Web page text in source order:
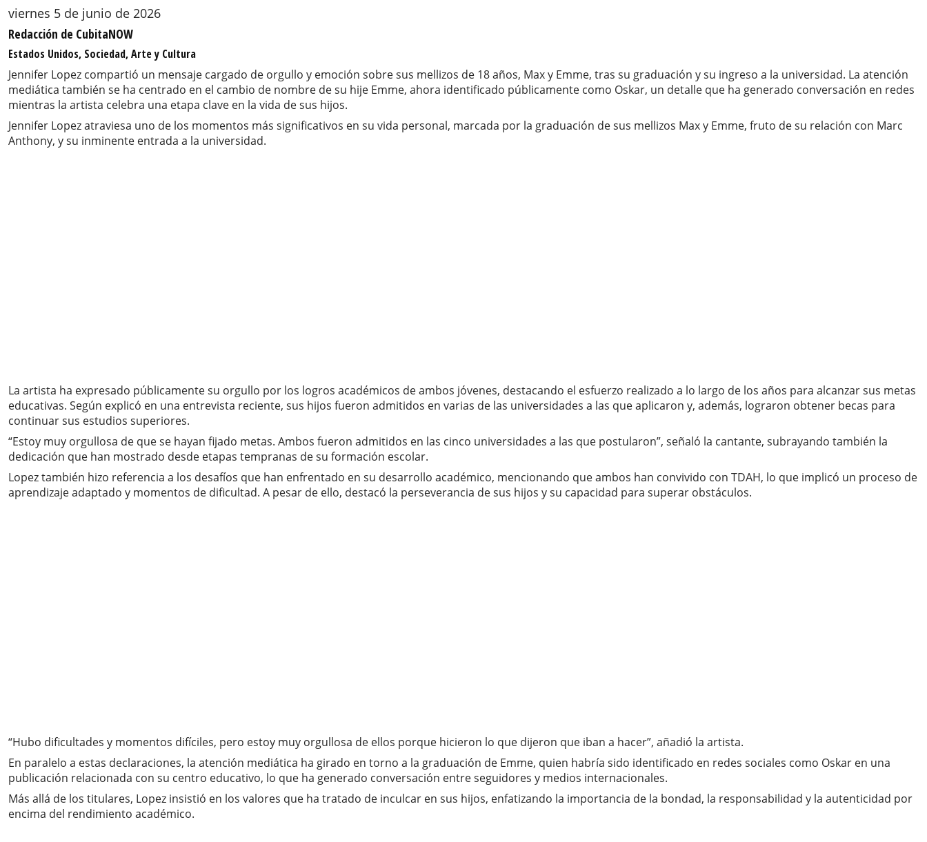
viernes 5 de junio de 2026
Redacción de CubitaNOW
Estados Unidos, Sociedad, Arte y Cultura
Jennifer Lopez compartió un mensaje cargado de orgullo y emoción sobre sus mellizos de 18 años, Max y Emme, tras su graduación y su ingreso a la universidad. La atención
mediática también se ha centrado en el cambio de nombre de su hije Emme, ahora identificado públicamente como Oskar, un detalle que ha generado conversación en redes
mientras la artista celebra una etapa clave en la vida de sus hijos.
Jennifer Lopez atraviesa uno de los momentos más significativos en su vida personal, marcada por la graduación de sus mellizos Max y Emme, fruto de su relación con Marc
Anthony, y su inminente entrada a la universidad.
La artista ha expresado públicamente su orgullo por los logros académicos de ambos jóvenes, destacando el esfuerzo realizado a lo largo de los años para alcanzar sus metas
educativas. Según explicó en una entrevista reciente, sus hijos fueron admitidos en varias de las universidades a las que aplicaron y, además, lograron obtener becas para
continuar sus estudios superiores.
“Estoy muy orgullosa de que se hayan fijado metas. Ambos fueron admitidos en las cinco universidades a las que postularon”, señaló la cantante, subrayando también la
dedicación que han mostrado desde etapas tempranas de su formación escolar.
Lopez también hizo referencia a los desafíos que han enfrentado en su desarrollo académico, mencionando que ambos han convivido con TDAH, lo que implicó un proceso de
aprendizaje adaptado y momentos de dificultad. A pesar de ello, destacó la perseverancia de sus hijos y su capacidad para superar obstáculos.
“Hubo dificultades y momentos difíciles, pero estoy muy orgullosa de ellos porque hicieron lo que dijeron que iban a hacer”, añadió la artista.
En paralelo a estas declaraciones, la atención mediática ha girado en torno a la graduación de Emme, quien habría sido identificado en redes sociales como Oskar en una
publicación relacionada con su centro educativo, lo que ha generado conversación entre seguidores y medios internacionales.
Más allá de los titulares, Lopez insistió en los valores que ha tratado de inculcar en sus hijos, enfatizando la importancia de la bondad, la responsabilidad y la autenticidad por
encima del rendimiento académico.